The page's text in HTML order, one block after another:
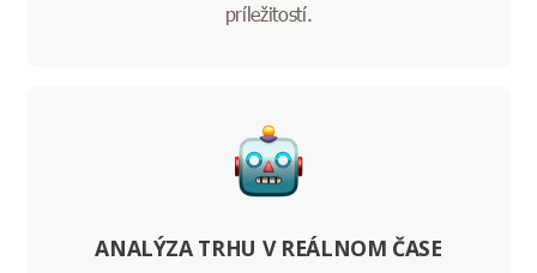
príležitostí.
ANALÝZA TRHU V REÁLNOM ČASE